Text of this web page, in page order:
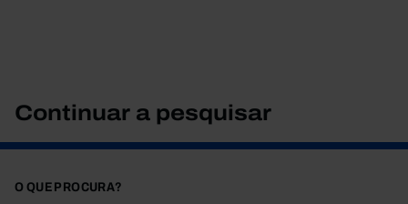
Continuar a pesquisar
O QUE PROCURA?